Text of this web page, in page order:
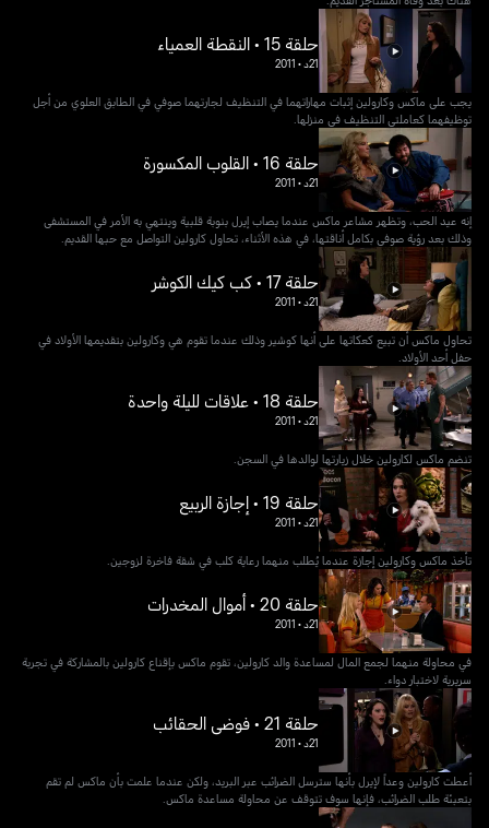
حلقة 15 • النقطة العمياء
21د •
2011
يجب على ماكس وكارولين إثبات مهاراتهما في التنظيف لجارتهما صوفي في الطابق العلوي من أجل
توظيفهما كعاملتي التنظيف في منزلها.
حلقة 16 • القلوب المكسورة
21د •
2011
إنه عيد الحب، وتظهر مشاعر ماكس عندما يصاب إيرل بنوبة قلبية وينتهي به الأمر في المستشفى
وذلك بعد رؤية صوفي بكامل أناقتها، في هذه الأثناء، تحاول كارولين التواصل مع حبها القديم.
حلقة 17 • كب كيك الكوشر
21د •
2011
تحاول ماكس أن تبيع كعكاتها على أنها كوشير وذلك عندما تقوم هي وكارولين بتقديمها الأولاد في
حفل أحد الأولاد.
حلقة 18 • علاقات لليلة واحدة
21د •
2011
تنضم ماكس لكارولين خلال زيارتها لوالدها في السجن.
حلقة 19 • إجازة الربيع
21د •
2011
تأخذ ماكس وكارولين إجازة عندما يُطلب منهما رعاية كلب في شقة فاخرة لزوجين.
حلقة 20 • أموال المخدرات
21د •
2011
في محاولة منهما لجمع المال لمساعدة والد كارولين، تقوم ماكس بإقناع كارولين بالمشاركة في تجربة
سريرية لاختبار دواء.
حلقة 21 • فوضى الحقائب
21د •
2011
أعطت كارولين وعداً لإيرل بأنها سترسل الضرائب عبر البريد، ولكن عندما علمت بأن ماكس لم تقم
بتعبئة طلب الضرائب، فإنها سوف تتوقف عن محاولة مساعدة ماكس.